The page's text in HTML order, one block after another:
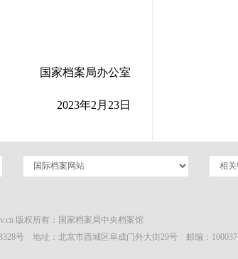
办公室
2023年2月23日
版权所有：国家档案局中央档案馆
号地址：北京市西城区阜成门外大街29号 邮编：100037